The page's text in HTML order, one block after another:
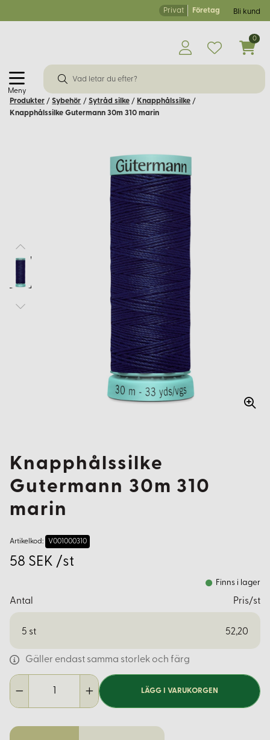
Privat Företag Bli kund
Meny
0
Produkter / Sybehör / Sytråd silke / Knapphålssilke /
Knapphålssilke Gutermann 30m 310 marin
Knapphålssilke
Gutermann 30m 310
marin
Artikelkod: V001000310
58 SEK /st
Finns i lager
Antal Pris/st
5 st 52,20
Gäller endast samma storlek och färg
LÄGG I VARUKORGEN